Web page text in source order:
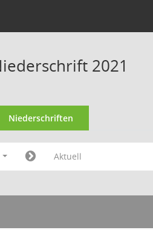
2021
Niederschriften
Aktuell